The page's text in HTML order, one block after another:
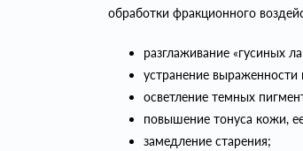
обработки фракционного
разглаживание «гусиных
устранение
осветление темных
повышение тонуса кожи,
замедление старения;